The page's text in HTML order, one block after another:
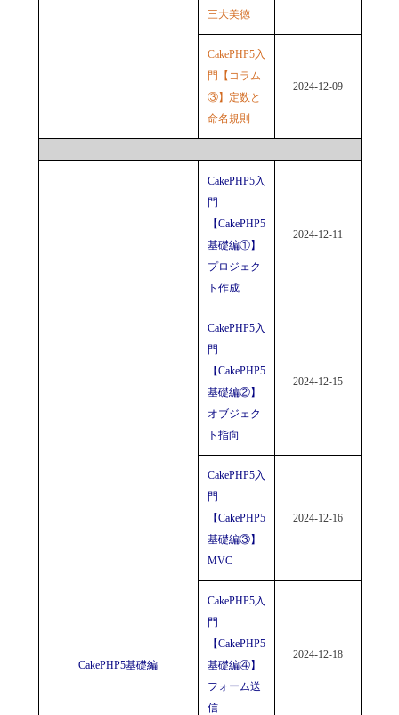
三大美徳
CakePHP5入
門【コラム
③】定数と
命名規則
2024-12-09
CakePHP5基礎編
CakePHP5入
門
【CakePHP5
基礎編①】
プロジェク
ト作成
2024-12-11
CakePHP5入
門
【CakePHP5
基礎編②】
オブジェク
ト指向
2024-12-15
CakePHP5入
門
【CakePHP5
基礎編③】
MVC
2024-12-16
CakePHP5入
門
【CakePHP5
基礎編④】
フォーム送
信
2024-12-18